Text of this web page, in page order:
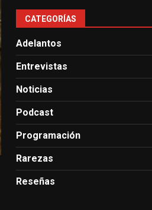
CATEGORÍAS
Adelantos
Entrevistas
Noticias
Podcast
Programación
Rarezas
Reseñas